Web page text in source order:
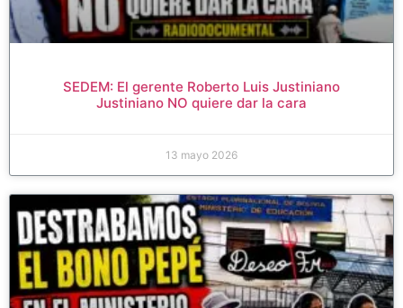
SEDEM: El gerente Roberto Luis Justiniano
Justiniano NO quiere dar la cara
13 mayo 2026